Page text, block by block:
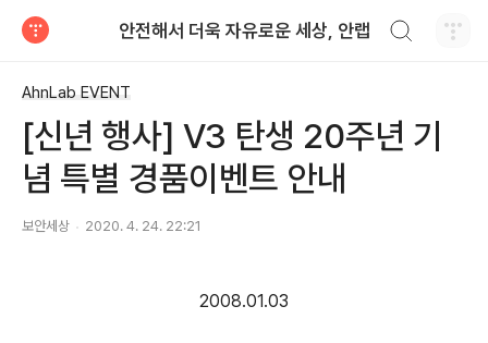
안전해서 더욱 자유로운 세상, 안랩
AhnLab EVENT
[신년 행사] V3 탄생 20주년 기
념 특별 경품이벤트 안내
보안세상 2020. 4. 24. 22:21
2008.01.03